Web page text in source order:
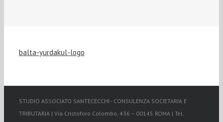
balta-yurdakul-logo
STUDIO ASSOCIATO SANTECECCHI - CONSULENZA SOCIETARIA E
TRIBUTARIA | Via Cristoforo Colombo, 436 – 00145 ROMA | Tel.